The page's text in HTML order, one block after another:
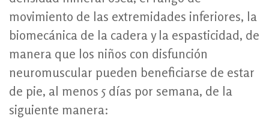
movimiento de las extremidades inferiores, la
biomecánica de la cadera y la espasticidad, de
manera que los niños con disfunción
neuromuscular pueden beneficiarse de estar
de pie, al menos 5 días por semana, de la
siguiente manera: